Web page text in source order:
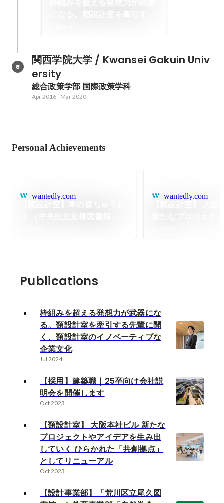
関西学院大学 / Kwansei Gakuin Univ
ersity
総合政策学部 国際政策学科
Apr 2016- Mar 2020
Personal Achievements
wantedly.com wantedly.com
Publications
枠組みを超える発想力が武器にな
る。類設計室を牽引する先輩に聞
く、類設計室のイノベーティブな
企業文化
Jul 2024
【採用】建築職｜25卒向け会社説
明会を開催します
Oct 2023
【類設計室】 大阪本社ビル 新たな
プロジェクトやアイデアを生み出
していく ひらかれた「共創拠点」
としてリニューアル
Oct 2023
【設計事業部】「荒川区立尾久図